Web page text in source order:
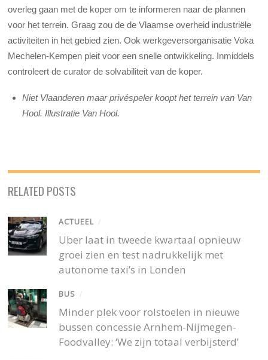
overleg gaan met de koper om te informeren naar de plannen
voor het terrein. Graag zou de de Vlaamse overheid industriële
activiteiten in het gebied zien. Ook werkgeversorganisatie Voka
Mechelen-Kempen pleit voor een snelle ontwikkeling. Inmiddels
controleert de curator de solvabiliteit van de koper.
Niet Vlaanderen maar privéspeler koopt het terrein van Van
Hool. Illustratie Van Hool.
RELATED POSTS
ACTUEEL /
Uber laat in tweede kwartaal opnieuw
groei zien en test nadrukkelijk met
autonome taxi’s in Londen
BUS /
Minder plek voor rolstoelen in nieuwe
bussen concessie Arnhem-Nijmegen-
Foodvalley: ‘We zijn totaal verbijsterd’